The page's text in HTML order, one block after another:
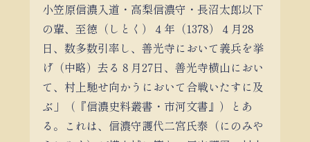
小笠原信濃入道・高梨信濃守・長沼太郎以下
の輩、至徳（しとく）４年（1378）４月28
日、数多数引率し、善光寺において義兵を挙
げ（中略）去る８月27日、善光寺横山におい
て、村上馳せ向かうにおいて合戦いたすに及
ぶ」（『信濃史料叢書・市河文書』）とあ
る。これは、信濃守護代二宮氏泰（にのみや